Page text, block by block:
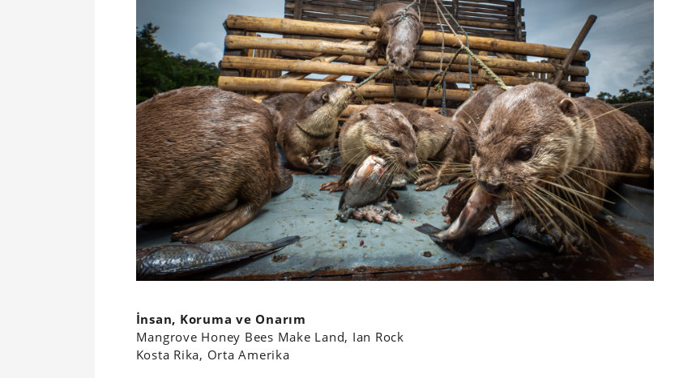
İnsan, Koruma ve Onarım
Mangrove Honey Bees Make Land, Ian Rock
Kosta Rika, Orta Amerika